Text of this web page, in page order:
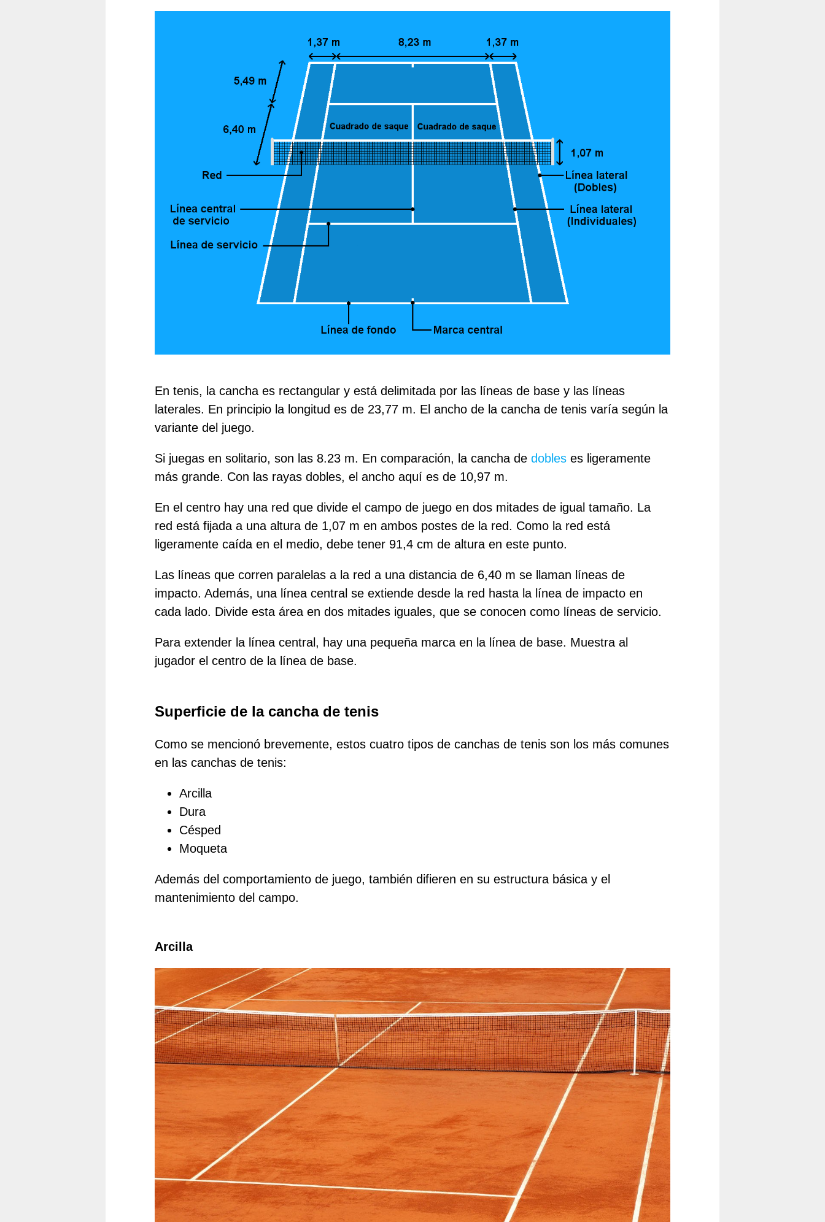
En tenis, la cancha es rectangular y está delimitada por las líneas de base y las líneas
laterales. En principio la longitud es de 23,77 m. El ancho de la cancha de tenis varía según la
variante del juego.
Si juegas en solitario, son las 8.23 m. En comparación, la cancha de dobles es ligeramente
más grande. Con las rayas dobles, el ancho aquí es de 10,97 m.
En el centro hay una red que divide el campo de juego en dos mitades de igual tamaño. La
red está fijada a una altura de 1,07 m en ambos postes de la red. Como la red está
ligeramente caída en el medio, debe tener 91,4 cm de altura en este punto.
Las líneas que corren paralelas a la red a una distancia de 6,40 m se llaman líneas de
impacto. Además, una línea central se extiende desde la red hasta la línea de impacto en
cada lado. Divide esta área en dos mitades iguales, que se conocen como líneas de servicio.
Para extender la línea central, hay una pequeña marca en la línea de base. Muestra al
jugador el centro de la línea de base.
Superficie de la cancha de tenis
Como se mencionó brevemente, estos cuatro tipos de canchas de tenis son los más comunes
en las canchas de tenis:
Arcilla
Dura
Césped
Moqueta
Además del comportamiento de juego, también difieren en su estructura básica y el
mantenimiento del campo.
Arcilla